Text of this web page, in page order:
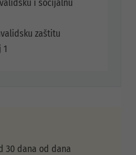
i socijalnu
zaštitu
30 dana od dana